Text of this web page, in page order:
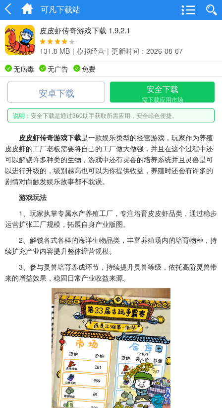
可凡下载站
皮皮虾传奇游戏下载 1.9.2.1
131.8 MB | 模拟经营 | 更新时间：2026-08-07
无病毒
无广告 免费
安卓下载 安全下载
需下载应用市场
说明： 安全下载是通过360助手获取所需应用，安全绿色便捷。
皮皮虾传奇游戏下载是一款娱乐类型的经营游戏，玩家作为养殖
皮皮虾的工厂老板需要将自己的工厂做大做强，并且在这个过程中还
可以解锁许多种类的生物，游戏中还有灵兽的培养系统并且灵兽是可
以进行升级的，级别越高也可以为你提供收益，养殖时还会有许多的
剧情对白触发娱乐故事都不耽误。
游戏玩法
1、玩家执掌专属水产养殖工厂，专注培育皮皮虾品类，通过稳步
运营扩张工厂规模，拓展自身产业版图。
2、解锁各式各样的海洋生物品类，丰富养殖场内的培育物种，持
续扩充产业内容提升整体经营规模。
3、参与灵兽培育养成环节，持续提升灵兽等级，依托高阶灵兽带
来的增益效果，稳固日常产业收益来源。